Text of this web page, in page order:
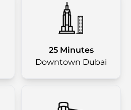
25 Minutes
Downtown Dubai